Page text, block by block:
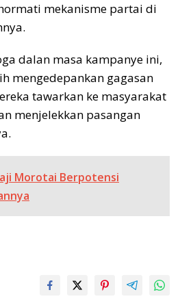
mekanisme partai di
dalan masa kampanye ini,
mengedepankan gagasan
tawarkan ke masyarakat
menjelekkan pasangan
Morotai Berpotensi